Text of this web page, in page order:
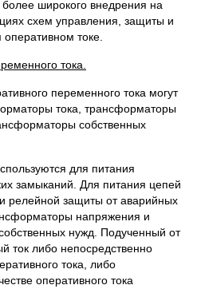
широкого внедрения на
схем управления, защиты и
токе.
тока.
переменного тока могут
тока, трансформаторы
собственных
для питания
замыканий. Для питания цепей
релейной защиты от аварийных
напряжения и
нужд. Подученный от
ток либо непосред­ственно
тока, либо
оперативного тока